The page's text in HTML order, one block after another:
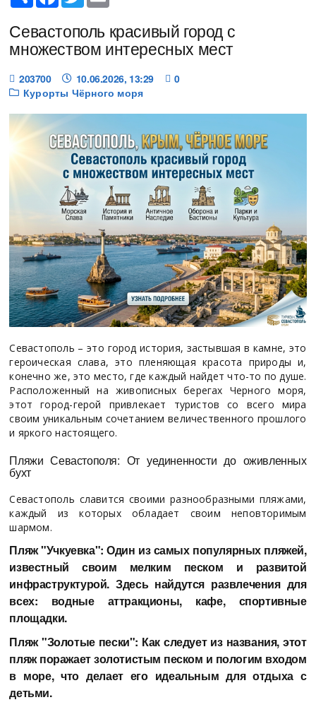
Севастополь красивый город с
множеством интересных мест
203700 10.06.2026, 13:29
0
Курорты Чёрного моря
Севастополь – это город история, застывшая в камне, это
героическая слава, это пленяющая красота природы и,
конечно же, это место, где каждый найдет что-то по душе.
Расположенный на живописных берегах Черного моря,
этот город-герой привлекает туристов со всего мира
своим уникальным сочетанием величественного прошлого
и яркого настоящего.
Пляжи Севастополя: От уединенности до оживленных
бухт
Севастополь славится своими разнообразными пляжами,
каждый из которых обладает своим неповторимым
шармом.
Пляж "Учкуевка": Один из самых популярных пляжей,
известный своим мелким песком и развитой
инфраструктурой. Здесь найдутся развлечения для
всех: водные аттракционы, кафе, спортивные
площадки.
Пляж "Золотые пески": Как следует из названия, этот
пляж поражает золотистым песком и пологим входом
в море, что делает его идеальным для отдыха с
детьми.